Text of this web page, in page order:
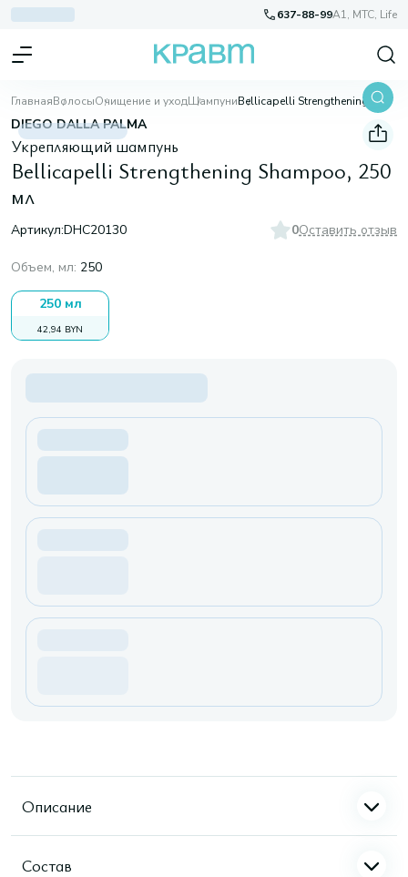
637-88-99A1, МТС, Life
ГлавнаяВолосыОчищение и уходШампуни Bellicapelli Strengthening Shampoo, 250 мл
DIEGO DALLA PALMA
Укрепляющий шампунь
Bellicapelli Strengthening Shampoo, 250
мл
Артикул:DHC20130 0Оставить отзыв
Объем, мл: 250
250 мл
42,94 BYN
Описание
Состав